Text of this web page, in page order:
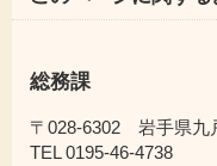
総務課
〒028-6302 岩手県九
TEL 0195-46-4738